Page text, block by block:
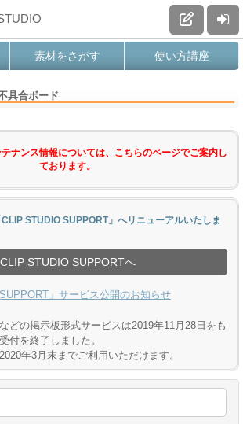
素材をさがす 使い方講座
具合ボード
ナンス情報については、 こちらのページでご案内し
ております。
STUDIO SUPPORT」へリニューアルいたしま
CLIP STUDIO SUPPORTへ
」サービス公開のお知らせ
どの掲示板形式サービスは2019年11月28日をも
付を終了しました。
年3月末までご利用いただけます。